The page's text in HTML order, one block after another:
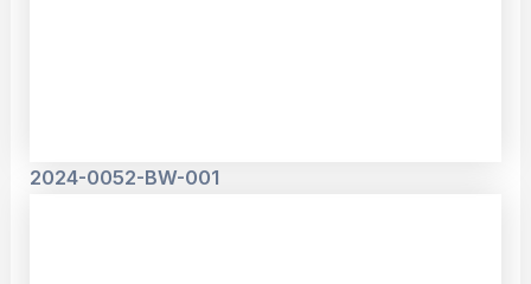
2024-0052-BW-001